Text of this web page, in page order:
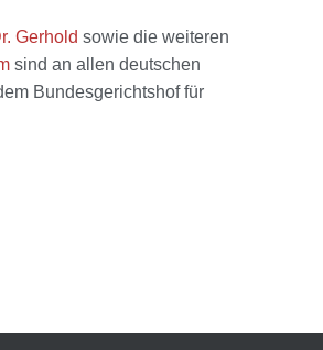
Gerhold sowie die weiteren
sind an allen deutschen
Bundesgerichtshof für